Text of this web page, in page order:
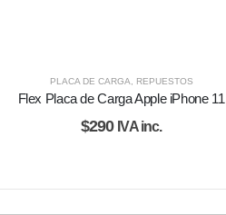
PLACA DE CARGA REPUESTOS
Flex Placa de Carga Apple iPhone 11
$290 IVA inc.